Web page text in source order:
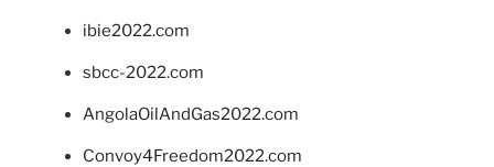
ibie2022.com
sbcc-2022.com
AngolaOilAndGas2022.com
Convoy4Freedom2022.com